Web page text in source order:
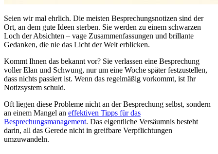
Seien wir mal ehrlich. Die meisten Besprechungsnotizen sind der
Ort, an dem gute Ideen sterben. Sie werden zu einem schwarzen
Loch der Absichten – vage Zusammenfassungen und brillante
Gedanken, die nie das Licht der Welt erblicken.
Kommt Ihnen das bekannt vor? Sie verlassen eine Besprechung
voller Elan und Schwung, nur um eine Woche später festzustellen,
dass nichts passiert ist. Wenn das regelmäßig vorkommt, ist Ihr
Notizsystem schuld.
Oft liegen diese Probleme nicht an der Besprechung selbst, sondern
an einem Mangel an effektiven Tipps für das
Besprechungsmanagement. Das eigentliche Versäumnis besteht
darin, all das Gerede nicht in greifbare Verpflichtungen
umzuwandeln.